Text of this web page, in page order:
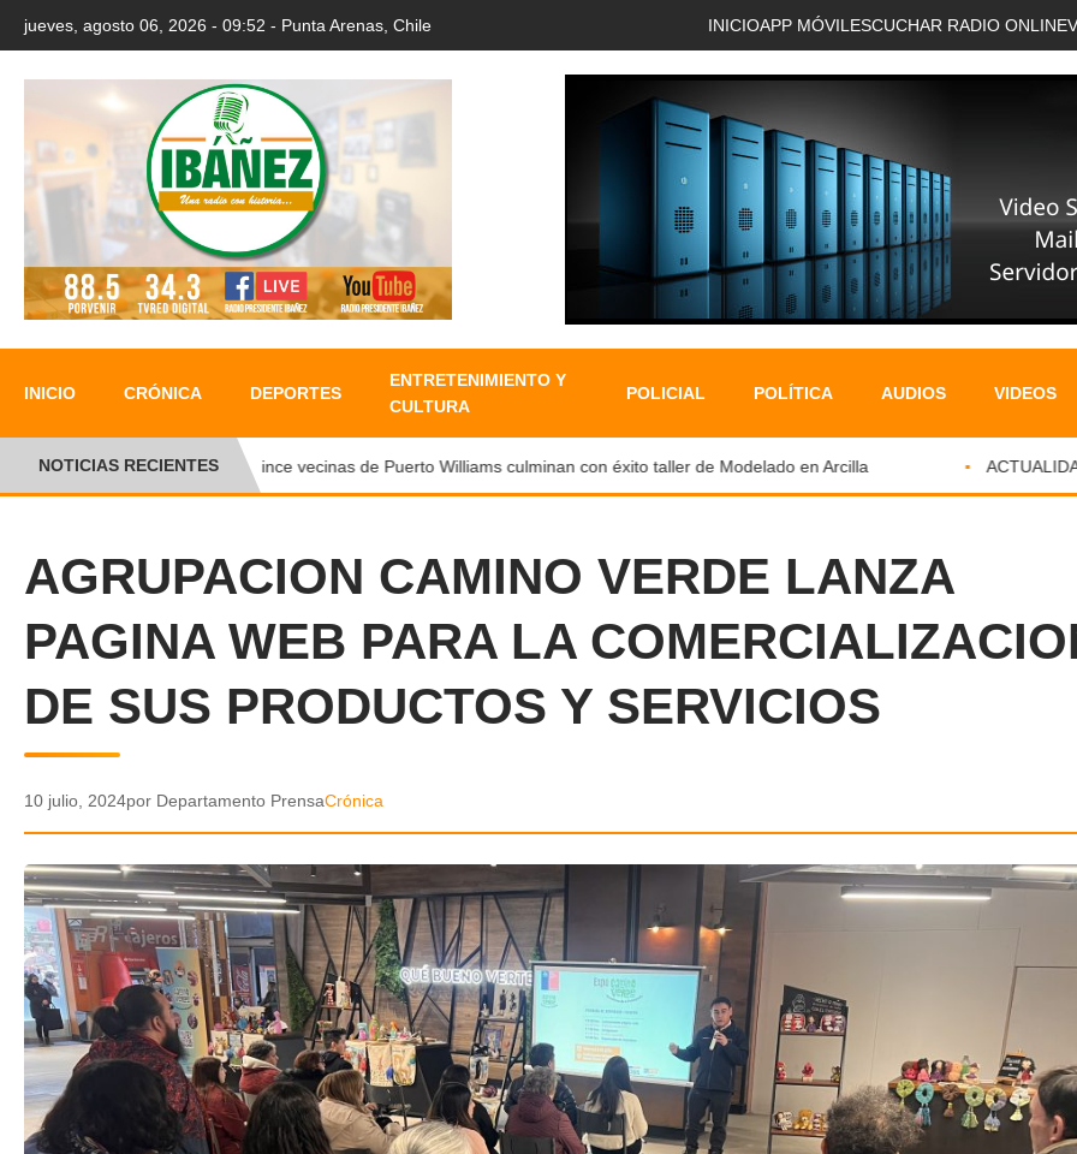
jueves, agosto 06, 2026 - 09:52 - Punta Arenas, Chile INICIOAPP MÓVIL ESCUCHAR RADIO ONLINE
INICIO CRÓNICA DEPORTES
ENTRETENIMIENTO Y
CULTURA
POLICIAL POLÍTICA AUDIOS VIDEOS
NOTICIAS RECIENTESQuince vecinas de Puerto Williams culminan con éxito taller de Modelado en Arcilla ACTUALIDAD
AGRUPACION CAMINO VERDE LANZA
PAGINA WEB PARA LA
DE SUS PRODUCTOS Y SERVICIOS
10 julio, 2024por Departamento PrensaCrónica